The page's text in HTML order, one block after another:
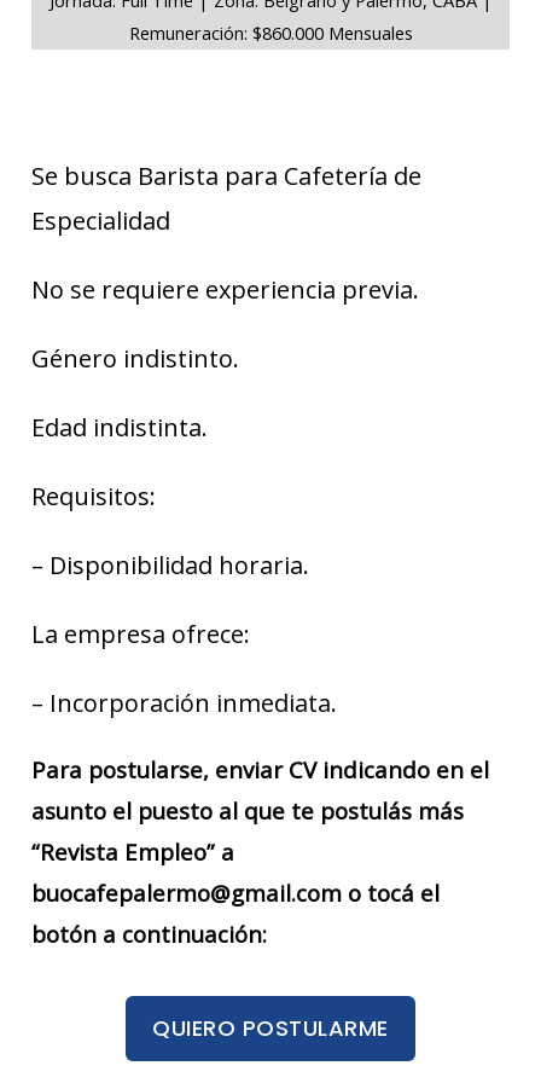
Remuneración: $860.000 Mensuales
Se busca Barista para Cafetería de
Especialidad
No se requiere experiencia previa.
Género indistinto.
Edad indistinta.
Requisitos:
– Disponibilidad horaria.
La empresa ofrece:
– Incorporación inmediata.
Para postularse, enviar CV indicando en el
asunto el puesto al que te postulás más
“Revista Empleo” a
buocafepalermo@gmail.com o tocá el
botón a continuación:
QUIERO POSTULARME